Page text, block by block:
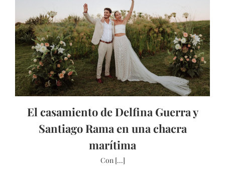
El casamiento de Delfina Guerra y
Santiago Rama en una chacra
marítima
Con [...]